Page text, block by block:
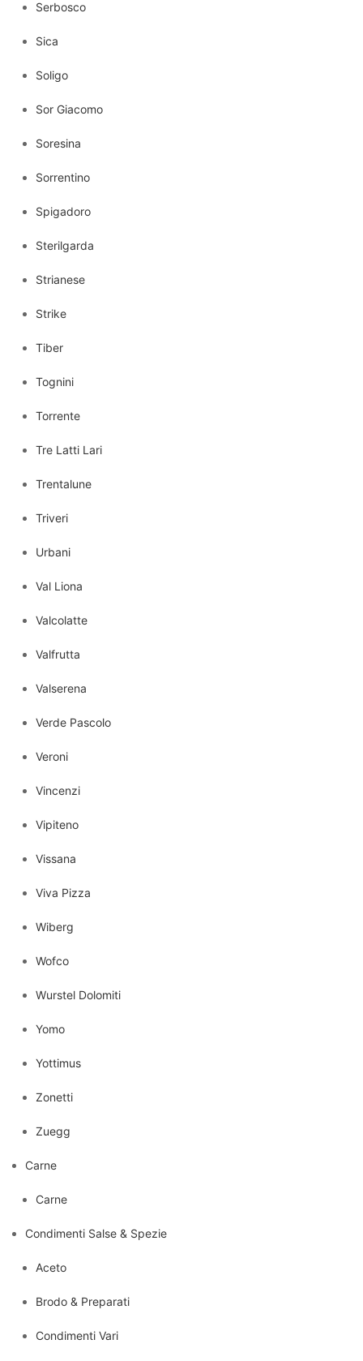
Serbosco
Sica
Soligo
Sor Giacomo
Soresina
Sorrentino
Spigadoro
Sterilgarda
Strianese
Strike
Tiber
Tognini
Torrente
Tre Latti Lari
Trentalune
Triveri
Urbani
Val Liona
Valcolatte
Valfrutta
Valserena
Verde Pascolo
Veroni
Vincenzi
Vipiteno
Vissana
Viva Pizza
Wiberg
Wofco
Wurstel Dolomiti
Yomo
Yottimus
Zonetti
Zuegg
Carne
Carne
Condimenti Salse & Spezie
Aceto
Brodo & Preparati
Condimenti Vari